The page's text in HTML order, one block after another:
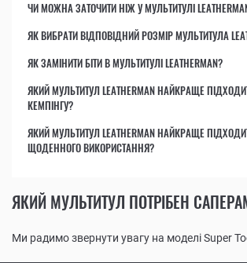
ЧИ МОЖНА ЗАТОЧИТИ НІЖ У МУЛЬТИТУЛІ
ЯК ВИБРАТИ ВІДПОВІДНИЙ РОЗМІР МУЛЬТИТУЛА
ЯК ЗАМІНИТИ БІТИ В МУЛЬТИТУЛІ LEATHERMAN?
ЯКИЙ МУЛЬТИТУЛ LEATHERMAN НАЙКРАЩЕ
КЕМПІНГУ?
ЯКИЙ МУЛЬТИТУЛ LEATHERMAN НАЙКРАЩЕ
ЩОДЕННОГО ВИКОРИСТАННЯ?
ЯКИЙ МУЛЬТИТУЛ ПОТРІБЕН
Ми радимо звернути увагу на моделі Super